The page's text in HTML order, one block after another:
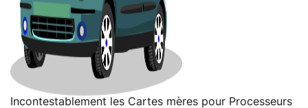
Incontestablement les Cartes mères pour Processeurs